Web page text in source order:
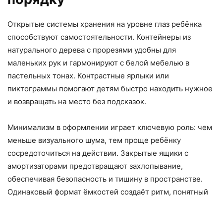
Открытые системы хранения на уровне глаз ребёнка
способствуют самостоятельности. Контейнеры из
натурального дерева с прорезями удобны для
маленьких рук и гармонируют с белой мебелью в
пастельных тонах. Контрастные ярлыки или
пиктограммы помогают детям быстро находить нужное
и возвращать на место без подсказок.
Минимализм в оформлении играет ключевую роль: чем
меньше визуального шума, тем проще ребёнку
сосредоточиться на действии. Закрытые ящики с
амортизаторами предотвращают захлопывание,
обеспечивая безопасность и тишину в пространстве.
Одинаковый формат ёмкостей создаёт ритм, понятный